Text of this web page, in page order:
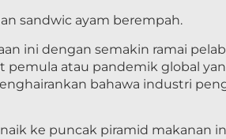
sandwic ayam berempah.
ini dengan semakin ramai
pemula atau pandemik global
bahawa industri
ke puncak piramid makanan